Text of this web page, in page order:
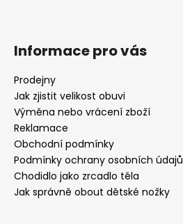
Informace pro vás
Prodejny
Jak zjistit velikost obuvi
Výměna nebo vrácení zboží
Reklamace
Obchodní podmínky
Podmínky ochrany osobních údajů
Chodidlo jako zrcadlo těla
Jak správně obout dětské nožky